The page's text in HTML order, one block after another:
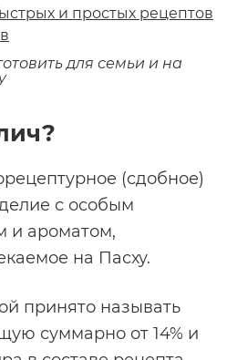
и простых рецептов
для семьи и на
(сдобное)
с особым
и ароматом,
на Пасху.
принято называть
суммарно от 14% и